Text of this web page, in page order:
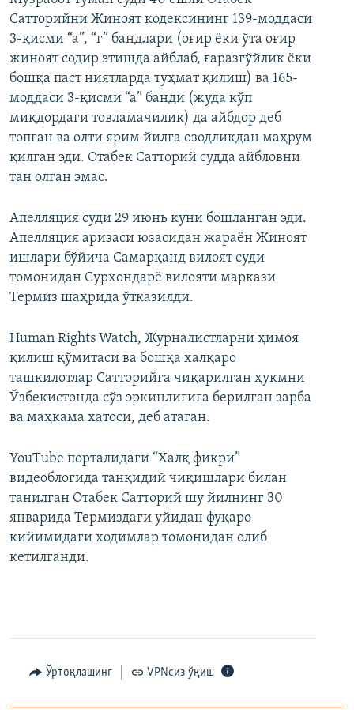
Сатторийни Жиноят кодексининг 139-моддаси
3-қисми “а”, “г” бандлари (оғир ёки ўта оғир
жиноят содир этишда айблаб, ғаразгўйлик ёки
бошқа паст ниятларда туҳмат қилиш) ва 165-
моддаси 3-қисми “а” банди (жуда кўп
миқдордаги товламачилик) да айбдор деб
топган ва олти ярим йилга озодликдан маҳрум
қилган эди. Отабек Сатторий судда айбловни
тан олган эмас.
Апелляция суди 29 июнь куни бошланган эди.
Апелляция аризаси юзасидан жараён Жиноят
ишлари бўйича Самарқанд вилоят суди
томонидан Сурхондарё вилояти маркази
Термиз шаҳрида ўтказилди.
Human Rights Watch, Журналистларни ҳимоя
қилиш қўмитаси ва бошқа халқаро
ташкилотлар Сатторийга чиқарилган ҳукмни
Ўзбекистонда сўз эркинлигига берилган зарба
ва маҳкама хатоси, деб атаган.
YouTube порталидаги “Халқ фикри”
видеоблогида танқидий чиқишлари билан
танилган Отабек Сатторий шу йилнинг 30
январида Термиздаги уйидан фуқаро
кийимидаги ходимлар томонидан олиб
кетилганди.
Ўртоқлашинг VPNсиз ўқиш